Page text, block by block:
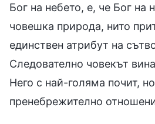
Бог на небето, е, че Бог на
човешка природа, нито
единствен атрибут на
Следователно човекът
Него с най-голяма почит,
пренебрежително